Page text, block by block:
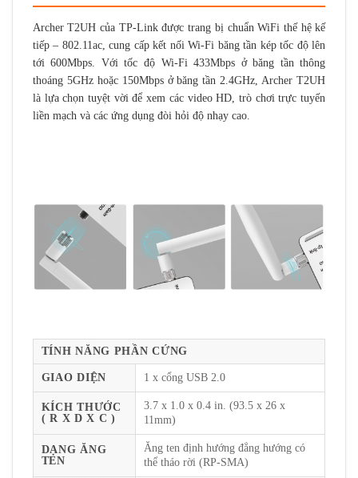
Archer T2UH của TP-Link được trang bị chuẩn WiFi thế hệ kế
tiếp – 802.11ac, cung cấp kết nối Wi-Fi băng tần kép tốc độ lên
tới 600Mbps. Với tốc độ Wi-Fi 433Mbps ở băng tần thông
thoáng 5GHz hoặc 150Mbps ở băng tần 2.4GHz, Archer T2UH
là lựa chọn tuyệt vời để xem các video HD, trò chơi trực tuyến
liền mạch và các ứng dụng đòi hỏi độ nhạy cao.
TÍNH NĂNG PHẦN CỨNG
GIAO DIỆN 1 x cổng USB 2.0
KÍCH THƯỚC
( R X D X C )
3.7 x 1.0 x 0.4 in. (93.5 x 26 x
11mm)
DẠNG ĂNG
TEN
Ăng ten định hướng đẳng hướng có
thể tháo rời (RP-SMA)